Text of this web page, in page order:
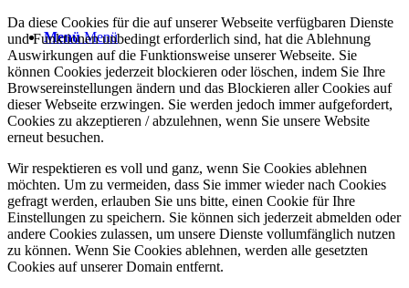
Menü Menü
Da diese Cookies für die auf unserer Webseite verfügbaren Dienste
und Funktionen unbedingt erforderlich sind, hat die Ablehnung
Auswirkungen auf die Funktionsweise unserer Webseite. Sie
können Cookies jederzeit blockieren oder löschen, indem Sie Ihre
Browsereinstellungen ändern und das Blockieren aller Cookies auf
dieser Webseite erzwingen. Sie werden jedoch immer aufgefordert,
Cookies zu akzeptieren / abzulehnen, wenn Sie unsere Website
erneut besuchen.
Wir respektieren es voll und ganz, wenn Sie Cookies ablehnen
möchten. Um zu vermeiden, dass Sie immer wieder nach Cookies
gefragt werden, erlauben Sie uns bitte, einen Cookie für Ihre
Einstellungen zu speichern. Sie können sich jederzeit abmelden oder
andere Cookies zulassen, um unsere Dienste vollumfänglich nutzen
zu können. Wenn Sie Cookies ablehnen, werden alle gesetzten
Cookies auf unserer Domain entfernt.